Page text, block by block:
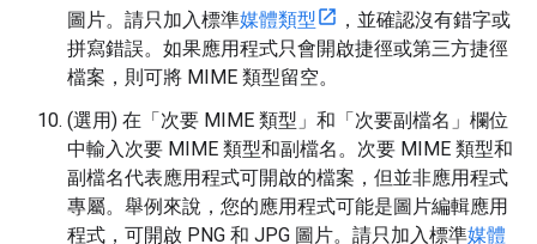
圖片。請只加入標準媒體類型
，並確認沒有錯字或
拼寫錯誤。如果應用程式只會開啟捷徑或第三方捷徑
檔案，則可將 MIME 類型留空。
(選用) 在「次要 MIME 類型」 和「次要副檔名」 欄位
中輸入次要 MIME 類型和副檔名。次要 MIME 類型和
副檔名代表應用程式可開啟的檔案，但並非應用程式
專屬。舉例來說，您的應用程式可能是圖片編輯應用
程式，可開啟 PNG 和 JPG 圖片。請只加入標準媒體